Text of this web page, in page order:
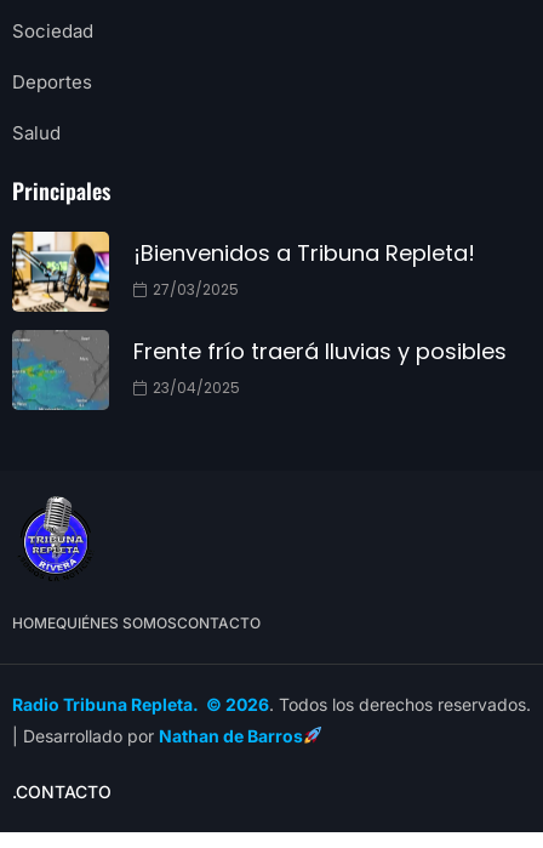
Sociedad
Deportes
Salud
Principales
¡Bienvenidos a Tribuna Repleta!
27/03/2025
Frente frío traerá lluvias y posibles
23/04/2025
HOMEQUIÉNES SOMOSCONTACTO
Radio Tribuna Repleta. © 2026. Todos los derechos reservados.
| Desarrollado por Nathan de Barros
.CONTACTO